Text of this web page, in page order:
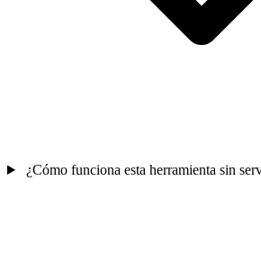
¿Cómo funciona esta herramienta sin